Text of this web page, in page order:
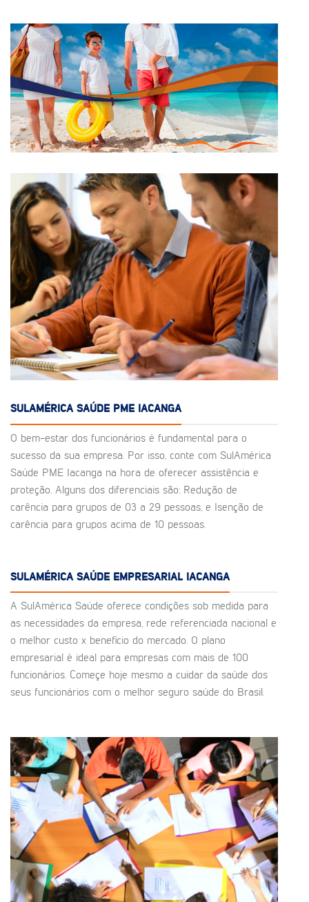
SULAMÉRICA SAÚDE PME IACANGA
O bem-estar dos funcionários é fundamental para o
sucesso da sua empresa. Por isso, conte com SulAmérica
Saúde PME Iacanga na hora de oferecer assistência e
proteção. Alguns dos diferenciais são: Redução de
carência para grupos de 03 a 29 pessoas, e Isenção de
carência para grupos acima de 10 pessoas.
SULAMÉRICA SAÚDE EMPRESARIAL IACANGA
A SulAmérica Saúde oferece condições sob medida para
as necessidades da empresa, rede referenciada nacional e
o melhor custo x benefício do mercado. O plano
empresarial é ideal para empresas com mais de 100
funcionários. Começe hoje mesmo a cuidar da saúde dos
seus funcionários com o melhor seguro saúde do Brasil.